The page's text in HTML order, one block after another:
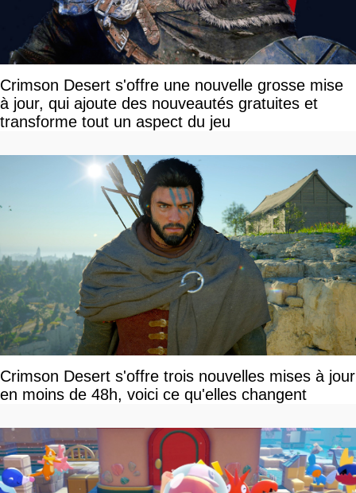
Crimson Desert s'offre une nouvelle grosse mise
à jour, qui ajoute des nouveautés gratuites et
transforme tout un aspect du jeu
Crimson Desert s'offre trois nouvelles mises à jour
en moins de 48h, voici ce qu'elles changent